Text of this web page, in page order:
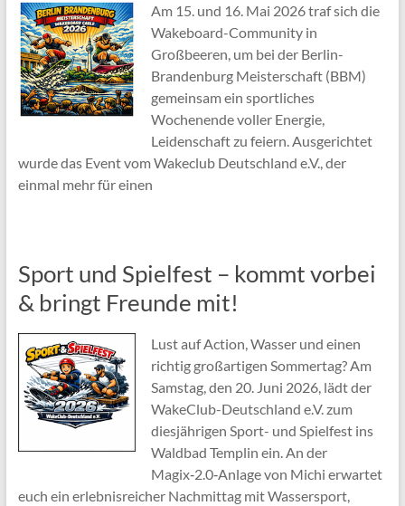
Am 15. und 16. Mai 2026 traf sich die
Wakeboard-Community in
Großbeeren, um bei der Berlin-
Brandenburg Meisterschaft (BBM)
gemeinsam ein sportliches
Wochenende voller Energie,
Leidenschaft zu feiern. Ausgerichtet
wurde das Event vom Wakeclub Deutschland e.V., der
einmal mehr für einen
Sport und Spielfest – kommt vorbei
& bringt Freunde mit!
Lust auf Action, Wasser und einen
richtig großartigen Sommertag? Am
Samstag, den 20. Juni 2026, lädt der
WakeClub-Deutschland e.V. zum
diesjährigen Sport- und Spielfest ins
Waldbad Templin ein. An der
Magix‑2.0‑Anlage von Michi erwartet
euch ein erlebnisreicher Nachmittag mit Wassersport,